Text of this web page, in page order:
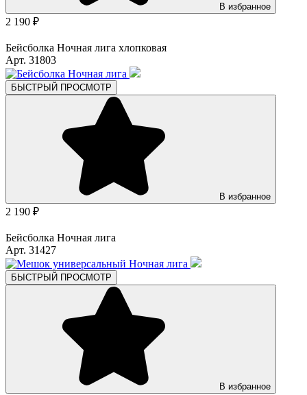
В избранное
2 190 ₽
Бейсболка Ночная лига хлопковая
Арт. 31803
БЫСТРЫЙ ПРОСМОТР
В избранное
2 190 ₽
Бейсболка Ночная лига
Арт. 31427
БЫСТРЫЙ ПРОСМОТР
В избранное